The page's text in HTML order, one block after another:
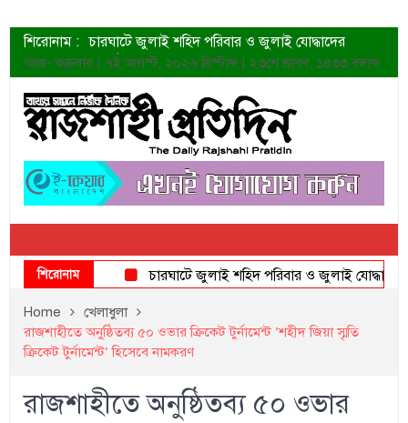
শিরোনাম : চারঘাটে জুলাই শহিদ পরিবার ও জুলাই যোদ্ধাদের
সংবর্ধনা
শহীদদের প্রত্যাশা এখনো পূরণ হয়নি: ডা. শফিকুর রহমান
ত্বক ভালো রাখতে যে ৫ কাজ করবেন
জুলাই স্মৃতি জাদুঘরের দুয়ার খুলেছে উদ্বোধন করলেন
প্রধানমন্ত্রী
শাহরুখের নতুন সিনেমার লুক
কোয়ার্টার ফাইনালে নেইমারের দুর্দান্ত অ্যাসিস্টে সান্তোস
ডেনিস লিয়ামিন রাশিয়ার ড্রোন বাহিনীর প্রধান হলেন
জুলাই শহিদদের আত্মত্যাগ জাতি চিরকাল শ্রদ্ধার সাথে
আজ- শুক্রবার | ৭ই আগস্ট, ২০২৬ খ্রিস্টাব্দ | ২৩শে শ্রাবণ, ১৪৩৩ বঙ্গাব্দ
শিরোনাম চারঘাটে জুলাই শহিদ পরিবার ও জুলাই যোদ্ধাদের
Home
খেলাধুলা
রাজশাহীতে অনুষ্ঠিতব্য ৫০ ওভার ক্রিকেট টুর্নামেন্ট ‘শহীদ জিয়া স্মৃতি
ক্রিকেট টুর্নামেন্ট’ হিসেবে নামকরণ
রাজশাহীতে অনুষ্ঠিতব্য ৫০ ওভার